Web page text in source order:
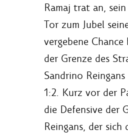
Ramaj trat an,
Tor zum Jubel
vergebene
der Grenze des
Sandrino
1:2. Kurz vor der
die Defensive der
Reingans, der